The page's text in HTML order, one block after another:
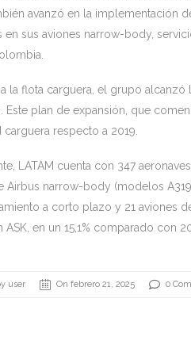
avanzó en la implementación
en sus aviones narrow-body,
la flota carguera, el grupo
Este plan de expansión, que
carguera respecto a 2019.
LATAM cuenta con 347
Airbus narrow-body (modelos
a corto plazo y 21 aviones
ASK, en un 15,1% comparado con
user On febrero 21, 2025 0